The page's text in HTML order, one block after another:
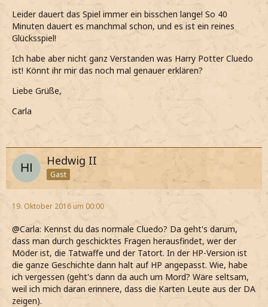
Leider dauert das Spiel immer ein bisschen lange! So 40
Minuten dauert es manchmal schon, und es ist ein reines
Glücksspiel!
Ich habe aber nicht ganz Verstanden was Harry Potter Cluedo
ist! Könnt ihr mir das noch mal genauer erklären?
Liebe Grüße,
Carla
Hedwig II
Gast
19. Oktober 2016 um 00:00
@Carla: Kennst du das normale Cluedo? Da geht's darum,
dass man durch geschicktes Fragen herausfindet, wer der
Möder ist, die Tatwaffe und der Tatort. In der HP-Version ist
die ganze Geschichte dann halt auf HP angepasst. Wie, habe
ich vergessen (geht's dann da auch um Mord? Wäre seltsam,
weil ich mich daran erinnere, dass die Karten Leute aus der DA
zeigen).